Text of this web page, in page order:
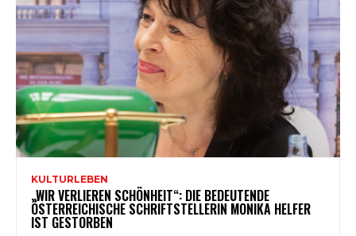
KULTURLEBEN
„WIR VERLIEREN SCHÖNHEIT“: DIE BEDEUTENDE
ÖSTERREICHISCHE SCHRIFTSTELLERIN MONIKA HELFER
IST GESTORBEN